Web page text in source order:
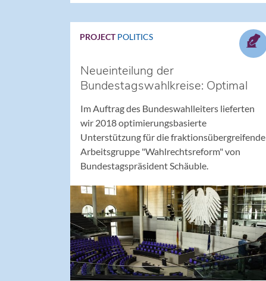
PROJECT POLITICS
Neueinteilung der
Bundestagswahlkreise: Optimal
Gesetz
Im Auftrag des Bundeswahlleiters lieferten
wir 2018 optimierungsbasierte
Unterstützung für die fraktionsübergreifende
Arbeitsgruppe "Wahlrechtsreform" von
Bundestagspräsident Schäuble.